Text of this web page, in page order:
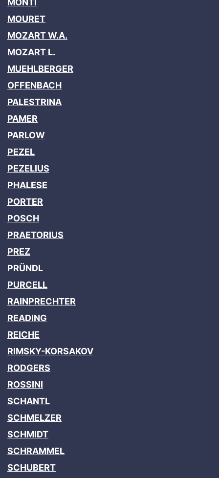
MONTI
MOURET
MOZART W.A.
MOZART L.
MUEHLBERGER
OFFENBACH
PALESTRINA
PAMER
PARLOW
PEZEL
PEZELIUS
PHALESE
PORTER
POSCH
PRAETORIUS
PREZ
PRÜNDL
PURCELL
RAINPRECHTER
READING
REICHE
RIMSKY-KORSAKOV
RODGERS
ROSSINI
SCHANTL
SCHMELZER
SCHMIDT
SCHRAMMEL
SCHUBERT